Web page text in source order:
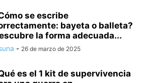
se escribe
bayeta o balleta?
la forma adecuada...
- 26 de marzo de 2025
es el 1 kit de supervivencia